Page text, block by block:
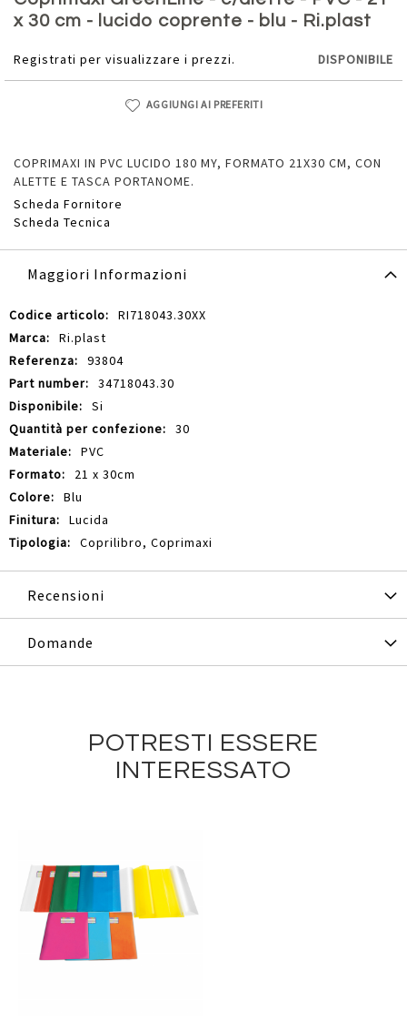
x 30 cm - lucido coprente - blu - Ri.plast
Registrati per visualizzare i prezzi. DISPONIBILE
AGGIUNGI AI PREFERITI
COPRIMAXI IN PVC LUCIDO 180 MY, FORMATO 21X30 CM, CON
ALETTE E TASCA PORTANOME.
Scheda Fornitore
Scheda Tecnica
della
galleria
immagini
Maggiori Informazioni
Maggiori
Informazioni
RI718043.30XX
Ri.plast
93804
34718043.30
Si
30
PVC
21 x 30cm
Blu
Lucida
Coprilibro, Coprimaxi
Recensioni
Domande
POTRESTI ESSERE
INTERESSATO